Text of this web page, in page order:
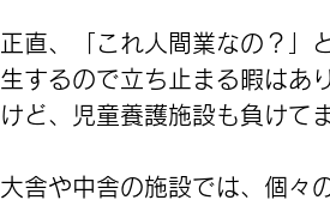
正直、「これ人間業なの？」
生するので立ち止まる暇はあ
けど、児童養護施設も負けて
大舎や中舎の施設では、個々